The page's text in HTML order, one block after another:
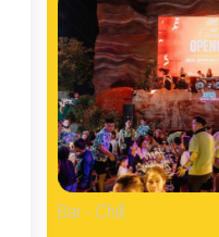
Bar - Chill